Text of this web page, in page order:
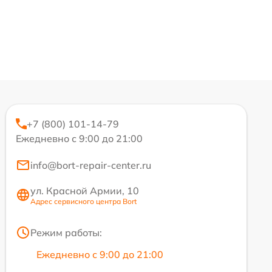
+7 (800) 101-14-79
Ежедневно с 9:00 до 21:00
info@bort-repair-center.ru
ул. Красной Армии, 10
Адрес сервисного центра Bort
Режим работы:
Ежедневно с 9:00 до 21:00